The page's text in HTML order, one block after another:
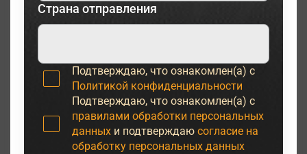
Страна отправления
Подтверждаю, что ознакомлен(а) с
Политикой конфиденциальности
Подтверждаю, что ознакомлен(а) с
правилами обработки персональных
данныхи подтверждаю согласие на
обработку персональных данных